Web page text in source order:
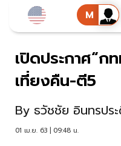
เปิดประกาศ“ก
เที่ยงคืน-ตี5
By ธวัชชัย อินทรปร
01 เม.ย. 63 | 09:48 น.